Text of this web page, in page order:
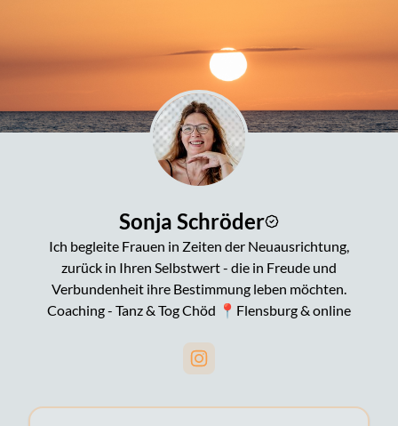
Sonja Schröder
Ich begleite Frauen in Zeiten der Neuausrichtung,
zurück in Ihren Selbstwert - die in Freude und
Verbundenheit ihre Bestimmung leben möchten.
Coaching - Tanz & Tog Chöd 📍Flensburg & online